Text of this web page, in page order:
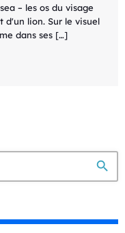
– les os du visage
d'un lion. Sur le visuel
dans ses […]
search